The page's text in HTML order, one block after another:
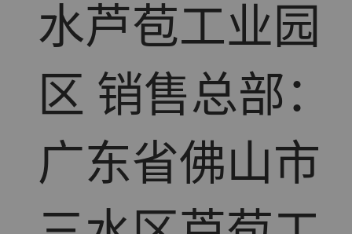
水芦苞工业园
区 销售总部：
广东省佛山市